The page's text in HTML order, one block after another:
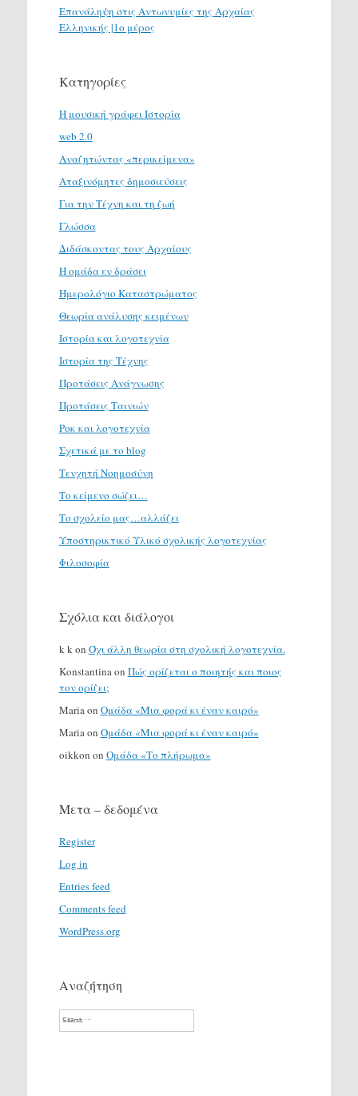
Επανάληψη στις Αντωνυμίες της Αρχαίας
Ελληνικής |1ο μέρος
Κατηγορίες
H μουσική γράφει Ιστορία
web 2.0
Αναζητώντας «περικείμενα»
Αταξινόμητες δημοσιεύσεις
Για την Τέχνη και τη ζωή
Γλώσσα
Διδάσκοντας τους Αρχαίους
Η ομάδα εν δράσει
Ημερολόγιο Καταστρώματος
Θεωρία ανάλυσης κειμένων
Ιστορία και λογοτεχνία
Ιστορία της Τέχνης
Προτάσεις Ανάγνωσης
Προτάσεις Ταινιών
Ροκ και λογοτεχνία
Σχετικά με το blog
Τενχητή Νοημοσύνη
Το κείμενο σώζει…
Το σχολείο μας…αλλάζει
Υποστηρικτικό Υλικό σχολικής λογοτεχνίας
Φιλοσοφία
Σχόλια και διάλογοι
k kon Όχι άλλη θεωρία στη σχολική λογοτεχνία.
Konstantinaon Πώς ορίζεται ο ποιητής και ποιος
τον ορίζει;
Mariaon Ομάδα «Μια φορά κι έναν καιρό»
Mariaon Ομάδα «Μια φορά κι έναν καιρό»
oikkon on Ομάδα «Το πλήρωμα»
Μετα – δεδομένα
Register
Log in
Entries feed
Comments feed
WordPress.org
Αναζήτηση
Search